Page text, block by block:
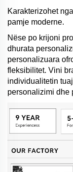
Karakterizohet
pamje moderne.
Nëse po krijoni
dhurata
personalizuara
fleksibilitet. Vini
individualitetin
personalizimi dhe